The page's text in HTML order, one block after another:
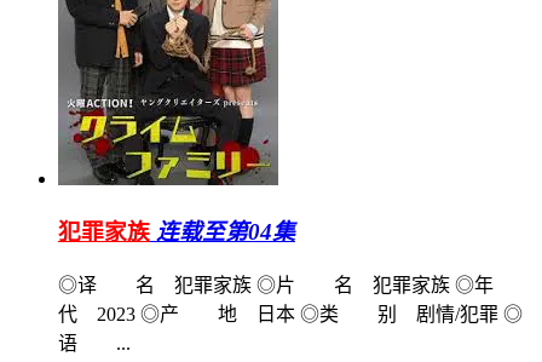
犯罪家族 连载至第04集
◎译 名 犯罪家族 ◎片 名 犯罪家族 ◎年
代 2023 ◎产 地 日本 ◎类 别 剧情/犯罪 ◎
语 ...